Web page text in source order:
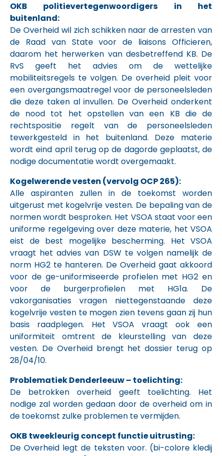
OKB politievertegenwoordigers in het
buitenland:
De Overheid wil zich schikken naar de arresten van
de Raad van State voor de liaisons Officieren,
daarom het herwerken van desbetreffend KB. De
RvS geeft het advies om de wettelijke
mobiliteitsregels te volgen. De overheid pleit voor
een overgangsmaatregel voor de personeelsleden
die deze taken al invullen. De Overheid onderkent
de nood tot het opstellen van een KB die de
rechtspositie regelt van de personeelsleden
tewerkgesteld in het buitenland. Deze materie
wordt eind april terug op de dagorde geplaatst, de
nodige documentatie wordt overgemaakt.
Kogelwerende vesten (vervolg OCP 265):
Alle aspiranten zullen in de toekomst worden
uitgerust met kogelvrije vesten. De bepaling van de
normen wordt besproken. Het VSOA staat voor een
uniforme regelgeving over deze materie, het VSOA
eist de best mogelijke bescherming. Het VSOA
vraagt het advies van DSW te volgen namelijk de
norm HG2 te hanteren. De Overheid gaat akkoord
voor de ge-uniformiseerde profielen met HG2 en
voor de burgerprofielen met HG1a. De
vakorganisaties vragen niettegenstaande deze
kogelvrije vesten te mogen zien tevens gaan zij hun
basis raadplegen. Het VSOA vraagt ook een
uniformiteit omtrent de kleurstelling van deze
vesten. De Overheid brengt het dossier terug op
28/04/10.
Problematiek Denderleeuw – toelichting:
De betrokken overheid geeft toelichting. Het
nodige zal worden gedaan door de overheid om in
de toekomst zulke problemen te vermijden.
OKB tweekleurig concept functie uitrusting:
De Overheid legt de teksten voor. (bi-colore kledij